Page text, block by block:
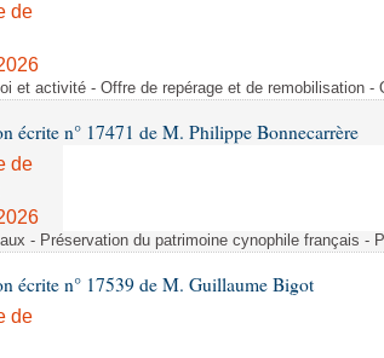
de
et activité - Offre de repérage et de remobilisation -
écrite n° 17471 de M. Philippe Bonnecarrère
de
- Préservation du patrimoine cynophile français -
écrite n° 17539 de M. Guillaume Bigot
de